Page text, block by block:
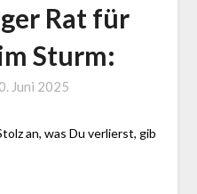
Rat für
Sturm:
Juni 2025
LOGA,
an, was Du verlierst, gib